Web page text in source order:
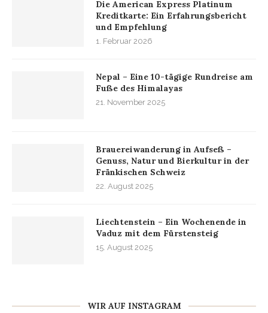
Die American Express Platinum
Kreditkarte: Ein Erfahrungsbericht
und Empfehlung
1. Februar 2026
Nepal – Eine 10-tägige Rundreise am
Fuße des Himalayas
21. November 2025
Brauereiwanderung in Aufseß –
Genuss, Natur und Bierkultur in der
Fränkischen Schweiz
22. August 2025
Liechtenstein – Ein Wochenende in
Vaduz mit dem Fürstensteig
15. August 2025
WIR AUF INSTAGRAM